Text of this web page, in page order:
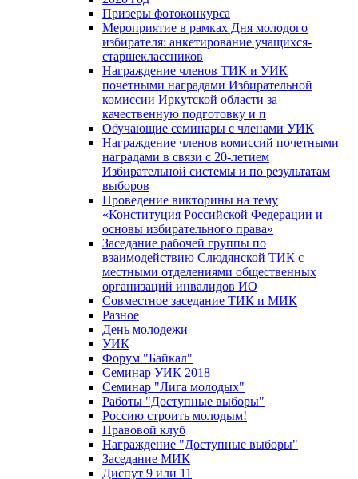
Призеры фотоконкурса
Мероприятие в рамках Дня молодого
избирателя: анкетирование учащихся-
старшеклассников
Награждение членов ТИК и УИК
почетными наградами Избирательной
комиссии Иркутской области за
качественную подготовку и п
Обучающие семинары с членами УИК
Награждение членов комиссий почетными
наградами в связи с 20-летием
Избирательной системы и по результатам
выборов
Проведение викторины на тему
«Конституция Российской Федерации и
основы избирательного права»
Заседание рабочей группы по
взаимодействию Слюдянской ТИК с
местными отделениями общественных
организаций инвалидов ИО
Совместное заседание ТИК и МИК
Разное
День молодежи
УИК
Форум "Байкал"
Семинар УИК 2018
Семинар "Лига молодых"
Работы "Доступные выборы"
Россию строить молодым!
Правовой клуб
Награждение "Доступные выборы"
Заседание МИК
Диспут 9 или 11